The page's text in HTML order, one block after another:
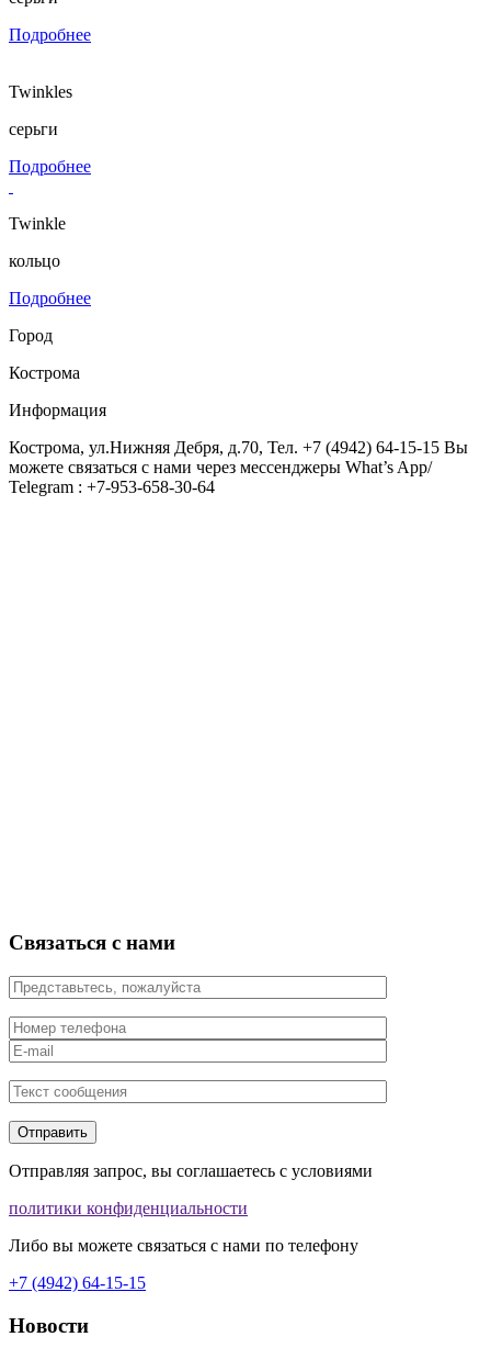
Подробнее
Twinkles
серьги
Подробнее
Twinkle
кольцо
Подробнее
Город
Кострома
Информация
Кострома, ул.Нижняя Дебря, д.70, Тел. +7 (4942) 64-15-15 Вы
можете связаться с нами через мессенджеры What’s App/
Telegram : +7-953-658-30-64
Связаться с нами
Отправляя запрос, вы соглашаетесь с условиями
политики конфиденциальности
Либо вы можете связаться с нами по телефону
+7 (4942) 64-15-15
Новости